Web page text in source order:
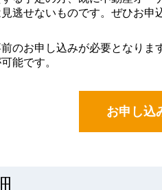
逃せないものです。ぜひお申
のお申し込みが必要となり
能です。
お申し込